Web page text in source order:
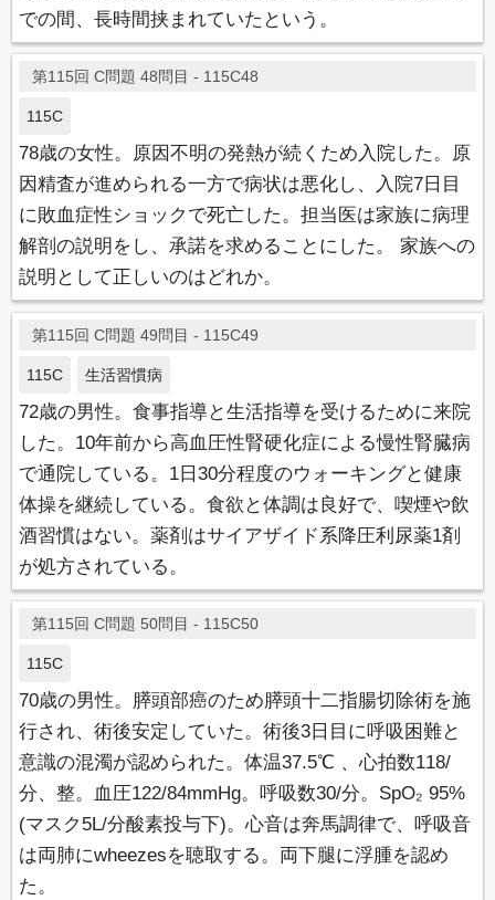
での間、長時間挟まれていたという。
第115回 C問題 48問目 - 115C48
115C
78歳の女性。原因不明の発熱が続くため入院した。原
因精査が進められる一方で病状は悪化し、入院7日目
に敗血症性ショックで死亡した。担当医は家族に病理
解剖の説明をし、承諾を求めることにした。 家族への
説明として正しいのはどれか。
第115回 C問題 49問目 - 115C49
115C 生活習慣病
72歳の男性。食事指導と生活指導を受けるために来院
した。10年前から高血圧性腎硬化症による慢性腎臓病
で通院している。1日30分程度のウォーキングと健康
体操を継続している。食欲と体調は良好で、喫煙や飲
酒習慣はない。薬剤はサイアザイド系降圧利尿薬1剤
が処方されている。
第115回 C問題 50問目 - 115C50
115C
70歳の男性。膵頭部癌のため膵頭十二指腸切除術を施
行され、術後安定していた。術後3日目に呼吸困難と
意識の混濁が認められた。体温37.5℃ 、心拍数118/
分、整。血圧122/84mmHg。呼吸数30/分。SpO₂ 95%
(マスク5L/分酸素投与下)。心音は奔馬調律で、呼吸音
は両肺にwheezesを聴取する。両下腿に浮腫を認め
た。